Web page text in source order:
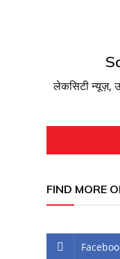
लेकसिटी न्यूज़,
FIND MORE